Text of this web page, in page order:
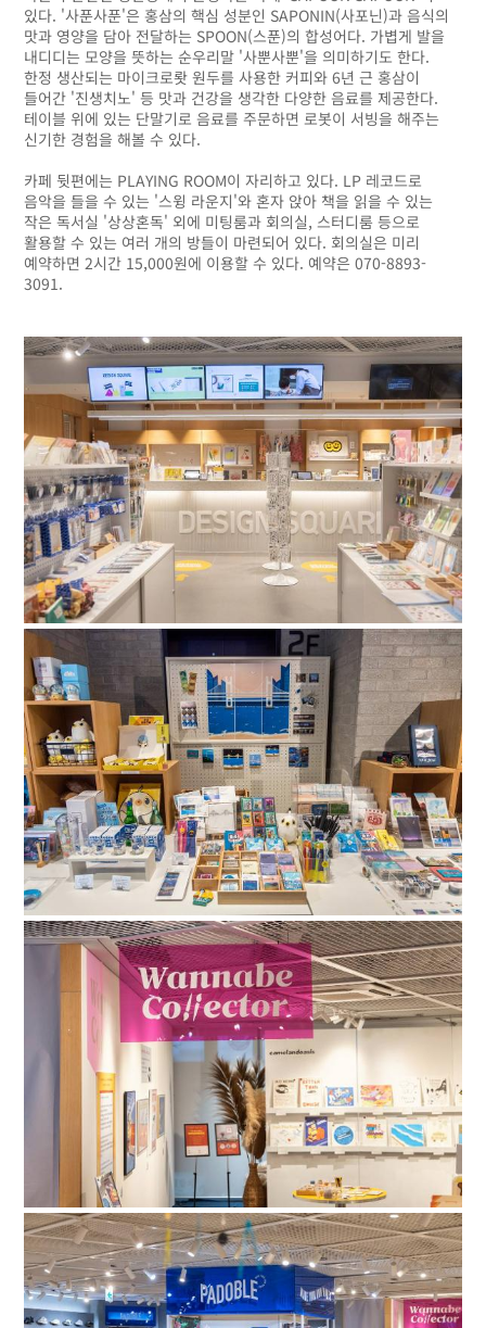
있다. '사푼사푼'은 홍삼의 핵심 성분인 SAPONIN(사포닌)과 음식의
맛과 영양을 담아 전달하는 SPOON(스푼)의 합성어다. 가볍게 발을
내디디는 모양을 뜻하는 순우리말 '사뿐사뿐'을 의미하기도 한다.
한정 생산되는 마이크로뢋 원두를 사용한 커피와 6년 근 홍삼이
들어간 '진생치노' 등 맛과 건강을 생각한 다양한 음료를 제공한다.
테이블 위에 있는 단말기로 음료를 주문하면 로봇이 서빙을 해주는
신기한 경험을 해볼 수 있다.
카페 뒷편에는 PLAYING ROOM이 자리하고 있다. LP 레코드로
음악을 들을 수 있는 '스윙 라운지'와 혼자 앉아 책을 읽을 수 있는
작은 독서실 '상상혼독' 외에 미팅룸과 회의실, 스터디룸 등으로
활용할 수 있는 여러 개의 방들이 마련되어 있다. 회의실은 미리
예약하면 2시간 15,000원에 이용할 수 있다. 예약은 070-8893-
3091.